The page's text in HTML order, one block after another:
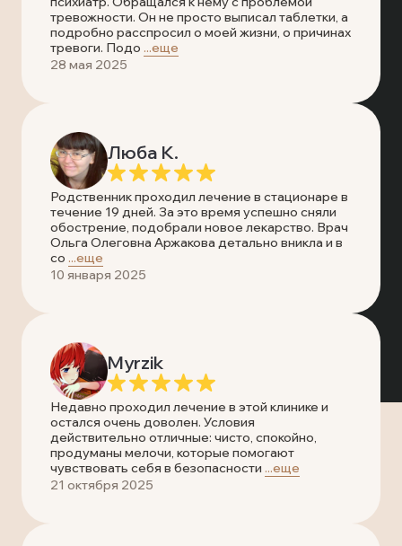
Лечение алкоголизма
Транспортировка пациентов
Лечение в стационаре
Скорая медицинская помощь
Онлайн-консультация
Вызов врача
Запись на прием
Статьи
Вызов врача
тревожности. Он не просто выписал таблетки, а
подробно расспросил о моей жизни, о причинах
тревоги. Подо ...еще
28 мая 2025
Люба К.
Родственник проходил лечение в стационаре в
течение 19 дней. За это время успешно сняли
обострение, подобрали новое лекарство. Врач
Ольга Олеговна Аржакова детально вникла и в
со ...еще
10 января 2025
Myrzik
Недавно проходил лечение в этой клинике и
остался очень доволен. Условия
действительно отличные: чисто, спокойно,
продуманы мелочи, которые помогают
чувствовать себя в безопасности ...еще
21 октября 2025